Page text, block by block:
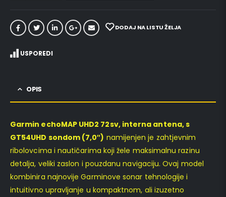
DODAJ NA LISTU ŽELJA
USPOREDI
OPIS
Garmin echoMAP UHD2 72sv, interna antena, s
GT54UHD sondom (7,0″) namijenjen je zahtjevnim
ribolovcima i nautičarima koji žele maksimalnu razinu
detalja, veliki zaslon i pouzdanu navigaciju. Ovaj model
kombinira najnovije Garminove sonar tehnologije i
intuitivno upravljanje u kompaktnom, ali izuzetno